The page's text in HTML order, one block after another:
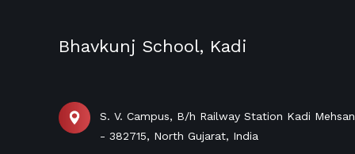
Bhavkunj School, Kadi
S. V. Campus, B/h Railway Station Kadi
- 382715, North Gujarat, India